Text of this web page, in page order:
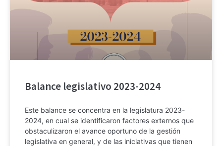
Balance legislativo 2023-2024
Este balance se concentra en la legislatura 2023-
2024, en cual se identificaron factores externos que
obstaculizaron el avance oportuno de la gestión
legislativa en general, y de las iniciativas que tienen